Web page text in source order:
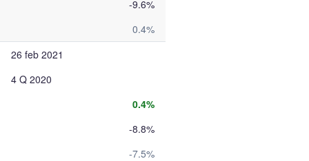
-9.6%
0.4%
26 feb 2021
4 Q 2020
0.4%
-8.8%
-7.5%